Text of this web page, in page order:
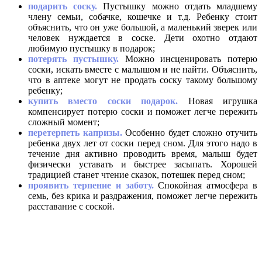
подарить соску. Пустышку можно отдать младшему
члену семьи, собачке, кошечке и т.д. Ребенку стоит
объяснить, что он уже большой, а маленький зверек или
человек нуждается в соске. Дети охотно отдают
любимую пустышку в подарок;
потерять пустышку.Можно инсценировать потерю
соски, искать вместе с малышом и не найти. Объяснить,
что в аптеке могут не продать соску такому большому
ребенку;
купить вместо соски подарок. Новая игрушка
компенсирует потерю соски и поможет легче пережить
сложный момент;
перетерпеть капризы.Особенно будет сложно отучить
ребенка двух лет от соски перед сном. Для этого надо в
течение дня активно проводить время, малыш будет
физически уставать и быстрее засыпать. Хорошей
традицией станет чтение сказок, потешек перед сном;
проявить терпение и заботу.Спокойная атмосфера в
семь, без крика и раздражения, поможет легче пережить
расставание с соской.